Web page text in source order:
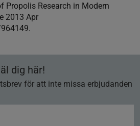
Propolis Research in Modern
2013 Apr
dig här!
för att inte missa erbjudanden